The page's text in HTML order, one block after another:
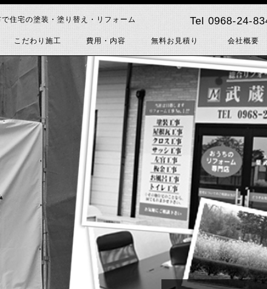
こだわり施工 費用・内容 無料お見積り 会社概要
住宅の塗装・塗り替え・リフォーム Tel 0968-24-